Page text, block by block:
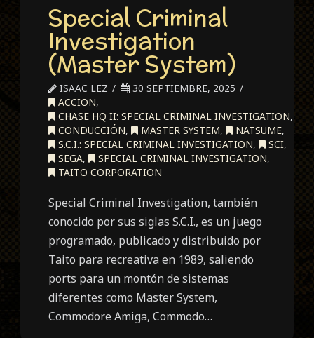
Special Criminal
Investigation
(Master System)
ISAAC LEZ
30 SEPTIEMBRE, 2025
ACCION,
CHASE HQ II: SPECIAL CRIMINAL INVESTIGATION,
CONDUCCIÓN, MASTER SYSTEM, NATSUME,
S.C.I.: SPECIAL CRIMINAL INVESTIGATION, SCI,
SEGA, SPECIAL CRIMINAL INVESTIGATION,
TAITO CORPORATION
Special Criminal Investigation, también
conocido por sus siglas S.C.I., es un juego
programado, publicado y distribuido por
Taito para recreativa en 1989, saliendo
ports para un montón de sistemas
diferentes como Master System,
Commodore Amiga, Commodo…